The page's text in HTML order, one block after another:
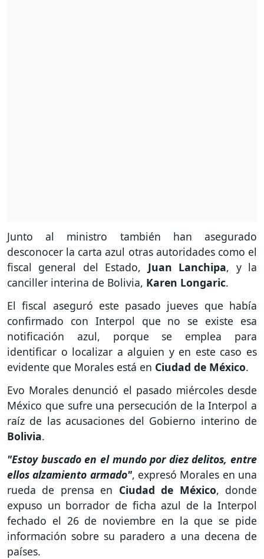
Junto al ministro también han asegurado
desconocer la carta azul otras autoridades como el
fiscal general del Estado, Juan Lanchipa, y la
canciller interina de Bolivia, Karen Longaric.
El fiscal aseguró este pasado jueves que había
confirmado con Interpol que no se existe esa
notificación azul, porque se emplea para
identificar o localizar a alguien y en este caso es
evidente que Morales está en Ciudad de México.
Evo Morales denunció el pasado miércoles desde
México que sufre una persecución de la Interpol a
raíz de las acusaciones del Gobierno interino de
Bolivia.
"Estoy buscado en el mundo por diez delitos, entre
ellos alzamiento armado", expresó Morales en una
rueda de prensa en Ciudad de México, donde
expuso un borrador de ficha azul de la Interpol
fechado el 26 de noviembre en la que se pide
información sobre su paradero a una decena de
países.